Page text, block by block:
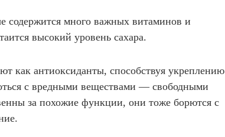
содержится много важных витаминов и
высокий уровень сахара.
как антиоксиданты, способствуя укреплению
с вредными веществами — свободными
за похожие функции, они тоже борются с